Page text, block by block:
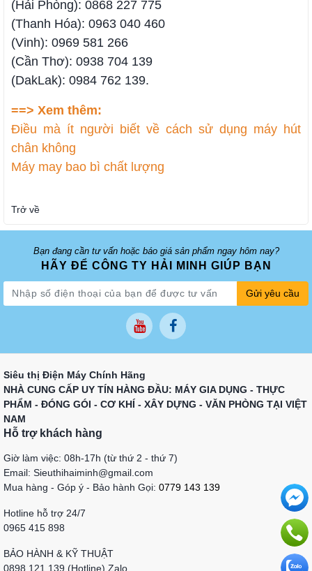
(Hải Phòng): 0868 227 775
(Thanh Hóa): 0963 040 460
(Vinh): 0969 581 266
(Cần Thơ): 0938 704 139
(DakLak): 0984 762 139.
==> Xem thêm:
Điều mà ít người biết về cách sử dụng máy hút
chân không
Máy may bao bì chất lượng
Trở về
Bạn đang cần tư vấn hoặc báo giá sản phẩm ngay hôm nay?
HÃY ĐỂ CÔNG TY HẢI MINH GIÚP BẠN
Gửi yêu cầu
Siêu thị Điện Máy Chính Hãng
NHÀ CUNG CẤP UY TÍN HÀNG ĐẦU: MÁY GIA DỤNG - THỰC
PHẨM - ĐÓNG GÓI - CƠ KHÍ - XÂY DỰNG - VĂN PHÒNG TẠI VIỆT
NAM
Hỗ trợ khách hàng
Giờ làm việc: 08h-17h (từ thứ 2 - thứ 7)
Email: Sieuthihaiminh@gmail.com
Mua hàng - Góp ý - Bảo hành Gọi: 0779 143 139
Hotline hỗ trợ 24/7
0965 415 898
BẢO HÀNH & KỸ THUẬT
0898 121 139 (Hotline) Zalo